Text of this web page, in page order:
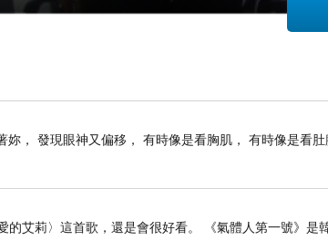
妳， 發現眼神又偏移， 有時像是看胸肌， 有時像是看
的艾莉〉這首歌，還是會很好看。 《氣體人第一號》